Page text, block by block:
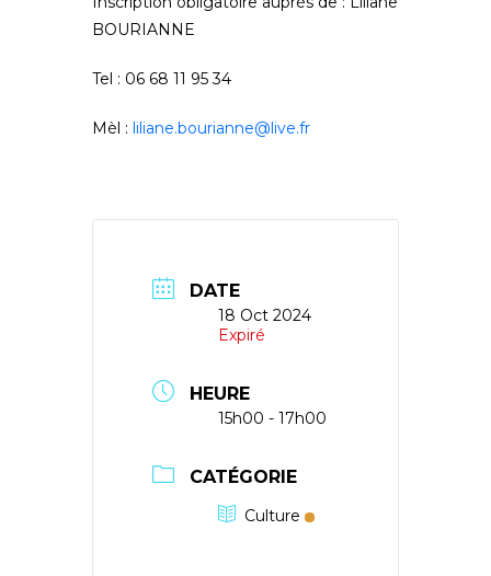
BOURIANNE
Tel : 06 68 11 95 34
Mèl : liliane.bourianne@live.fr
DATE
18 Oct 2024
Expiré
HEURE
15h00 - 17h00
CATÉGORIE
Culture